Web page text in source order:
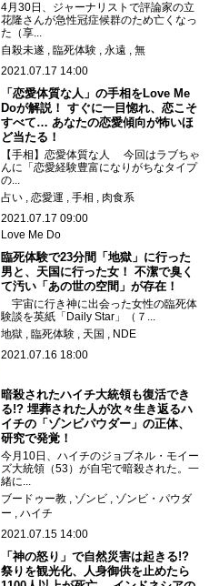
4月30日、ジャーナリストで評論家の立
花隆さんが急性冠症候群のため亡くなっ
た（享...
自殺未遂
臨死体験 永遠
無
2021.07.17 14:00
「恋愛体質な人」の手相をLove Me
Doが解説！ すぐに一目惚れ、恋こそ
すべて… あなたの恋愛傾向が怖いほ
ど当たる！
【手相】恋愛体質な人 今回はラブちゃ
んに「恋愛経験豊富になりがちなタイプ
の...
占い
恋愛運 手相
肉食系
2021.07.17 09:00
Love Me Do
臨死体験で23分間「地獄」に行った
男と、天国に行った女！ 不潔で臭く
て汚い「あの世の空間」が存在！
宇宙に行き神に出会った女性の臨死体
験談を英紙「Daily Star」（７...
地獄
臨死体験 天国
NDE
2021.07.16 18:00
暗殺されたハイチ大統領も復活でき
る!? 埋葬された人が次々生き返るハ
イチの「ゾンビパウダー」の正体、
研究で発覚！
今月10日、ハイチのジョブネル・モイー
ズ大統領（53）が自宅で暗殺された。一
緒に...
ブードゥー教
ゾンビ
ゾンビ・パウダ
ー
ハイチ
2021.07.15 14:00
「神の怒り」で自然災害は起きる!?
祭りを観光化、人身御供を止めたら